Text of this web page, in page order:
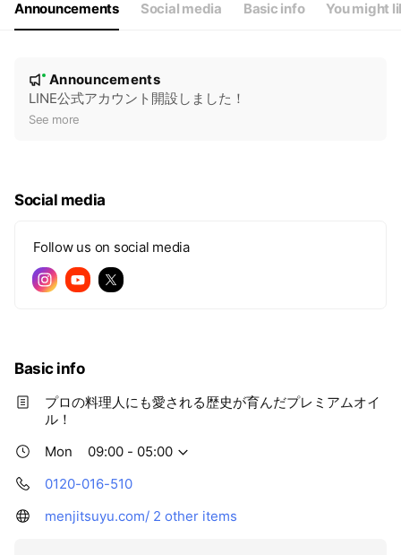
Announcements Social media Basic info You might
e
New
Announcements
LINE公式アカウント開設しました！
See more
Social media
Follow us on social media
Basic info
プロの料理人にも愛される歴史が育んだプレミアムオイ
ル！
Mon
09:00 - 05:00
0120-016-510
menjitsuyu.com/ 2 other items